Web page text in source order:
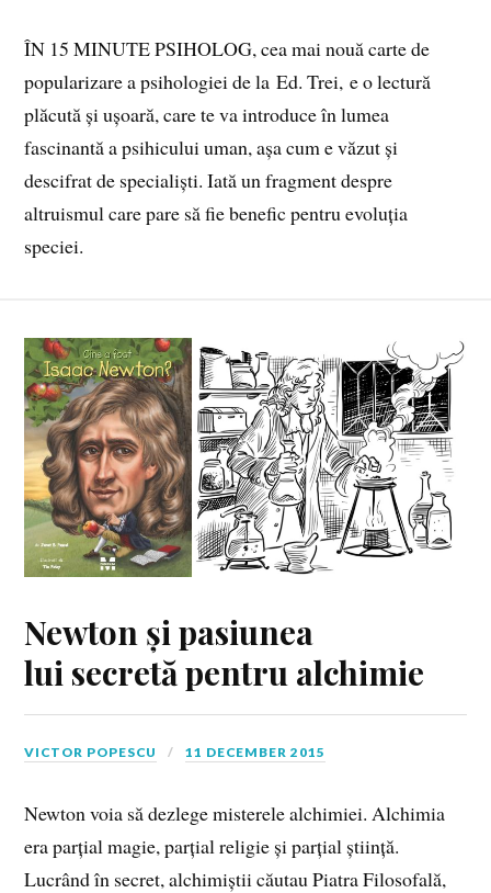
ÎN 15 MINUTE PSIHOLOG, cea mai nouă carte de
popularizare a psihologiei de la Ed. Trei, e o lectură
plăcută și ușoară, care te va introduce în lumea
fascinantă a psihicului uman, așa cum e văzut și
descifrat de specialiști. Iată un fragment despre
altruismul care pare să fie benefic pentru evoluția
speciei.
Newton și pasiunea
lui secretă pentru alchimie
VICTOR POPESCU 11 DECEMBER 2015
Newton voia să dezlege misterele alchimiei. Alchimia
era parțial magie, parțial religie și parțial știință.
Lucrând în secret, alchimiștii căutau Piatra Filosofală,